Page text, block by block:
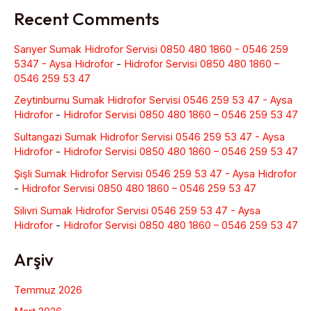
Recent Comments
Sarıyer Sumak Hidrofor Servisi 0850 480 1860 - 0546 259
5347 - Aysa Hidrofor - Hidrofor Servisi 0850 480 1860 –
0546 259 53 47
Zeytinburnu Sumak Hidrofor Servisi 0546 259 53 47 - Aysa
Hidrofor - Hidrofor Servisi 0850 480 1860 – 0546 259 53 47
Sultangazi Sumak Hidrofor Servisi 0546 259 53 47 - Aysa
Hidrofor - Hidrofor Servisi 0850 480 1860 – 0546 259 53 47
Şişli Sumak Hidrofor Servisi 0546 259 53 47 - Aysa Hidrofor
- Hidrofor Servisi 0850 480 1860 – 0546 259 53 47
Silivri Sumak Hidrofor Servisi 0546 259 53 47 - Aysa
Hidrofor - Hidrofor Servisi 0850 480 1860 – 0546 259 53 47
Arşiv
Temmuz 2026